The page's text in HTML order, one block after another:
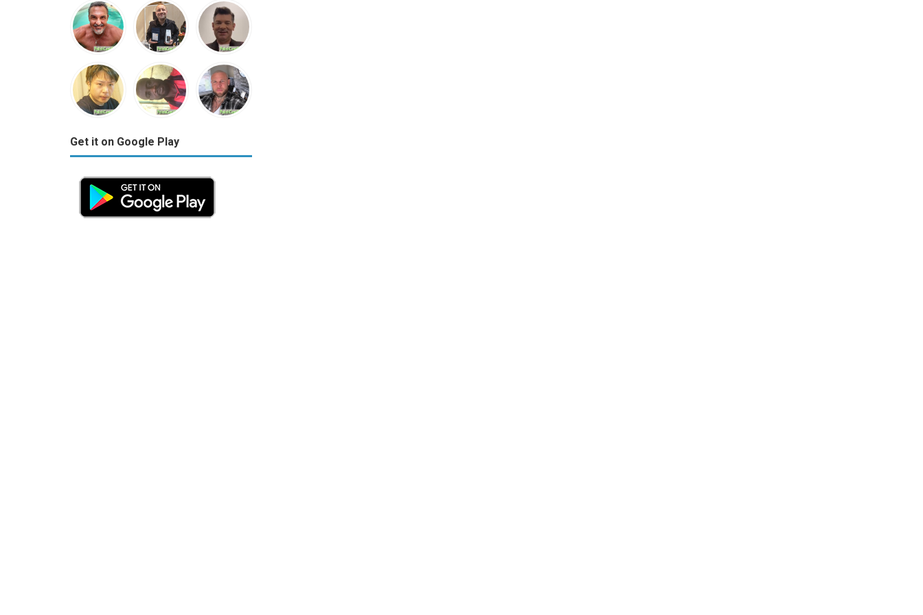
Get it on Google Play